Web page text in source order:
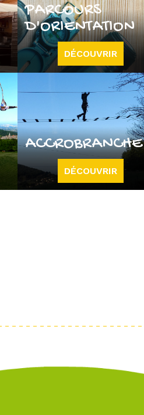
PARCOURS
D'ORIENTATION
DÉCOUVRIR
ACCROBRANCHE
DÉCOUVRIR